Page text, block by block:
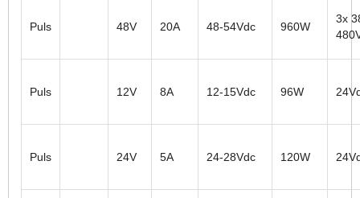
Puls 48V 20A 48-54Vdc 960W
3x
Puls 12V 8A 12-15Vdc 96W
Puls 24V 5A 24-28Vdc 120W